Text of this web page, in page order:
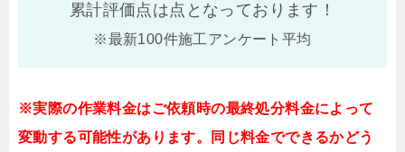
累計評価点は点となっております！
※最新100件施工アンケート平均
※実際の作業料金はご依頼時の最終処分料金によって
変動する可能性があります。同じ料金でできるかどう